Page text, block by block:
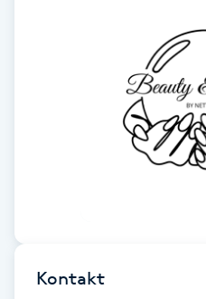
Gellack med förstärkning
Kontakt